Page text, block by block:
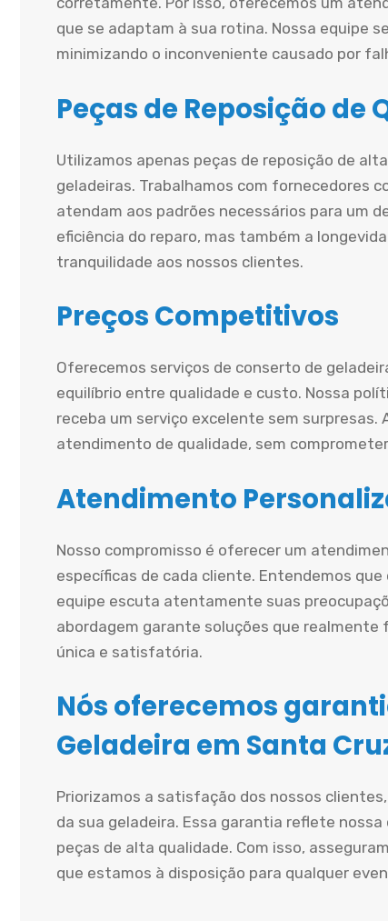
que se adaptam à sua rotina. Nossa equipe
minimizando o inconveniente causado por
Peças de Reposição de
Utilizamos apenas peças de reposição de
geladeiras. Trabalhamos com fornecedores
atendam aos padrões necessários para um
eficiência do reparo, mas também a
tranquilidade aos nossos clientes.
Preços Competitivos
Oferecemos serviços de conserto de
equilíbrio entre qualidade e custo. Nossa
receba um serviço excelente sem
atendimento de qualidade, sem
Atendimento
Nosso compromisso é oferecer um
específicas de cada cliente. Entendemos
equipe escuta atentamente suas
abordagem garante soluções que realmente
única e satisfatória.
Nós oferecemos
Geladeira em Santa
Priorizamos a satisfação dos nossos
da sua geladeira. Essa garantia reflete
peças de alta qualidade. Com isso,
que estamos à disposição para qualquer